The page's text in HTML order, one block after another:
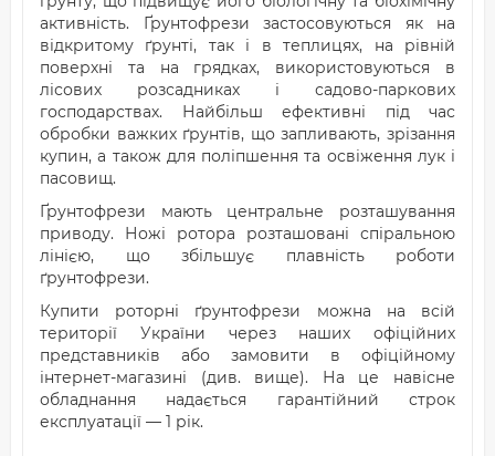
активність. Ґрунтофрези застосовуються як на
відкритому ґрунті, так і в теплицях, на рівній
поверхні та на грядках, використовуються в
лісових розсадниках і садово-паркових
господарствах. Найбільш ефективні під час
обробки важких ґрунтів, що запливають, зрізання
купин, а також для поліпшення та освіження лук і
пасовищ.
Ґрунтофрези мають центральне розташування
приводу. Ножі ротора розташовані спіральною
лінією, що збільшує плавність роботи
ґрунтофрези.
Купити роторні ґрунтофрези можна на всій
території України через наших офіційних
представників або замовити в офіційному
інтернет-магазині (див. вище). На це навісне
обладнання надається гарантійний строк
експлуатації — 1 рік.